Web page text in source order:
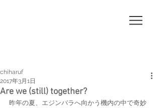
Are we (still) together?
chiharuf
2017年3月1日
昨年の夏、エジンバラへ向かう機内の中で奇妙